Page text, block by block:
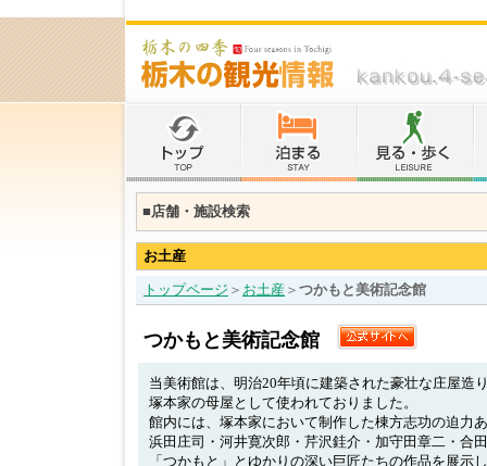
■店舗・施設検索
お土産
トップページ ＞ お土産 ＞ つかもと美術記念館
つかもと美術記念館
当美術館は、明治20年頃に建築された豪壮な庄屋造
塚本家の母屋として使われておりました。
館内には、塚本家において制作した棟方志功の迫力
浜田庄司・河井寛次郎・芹沢銈介・加守田章二・合
「つかもと」とゆかりの深い巨匠たちの作品を展示